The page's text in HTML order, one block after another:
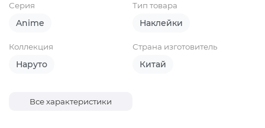
Серия
Anime
Тип товара
Наклейки
Коллекция
Наруто
Страна изготовитель
Китай
Все характеристики